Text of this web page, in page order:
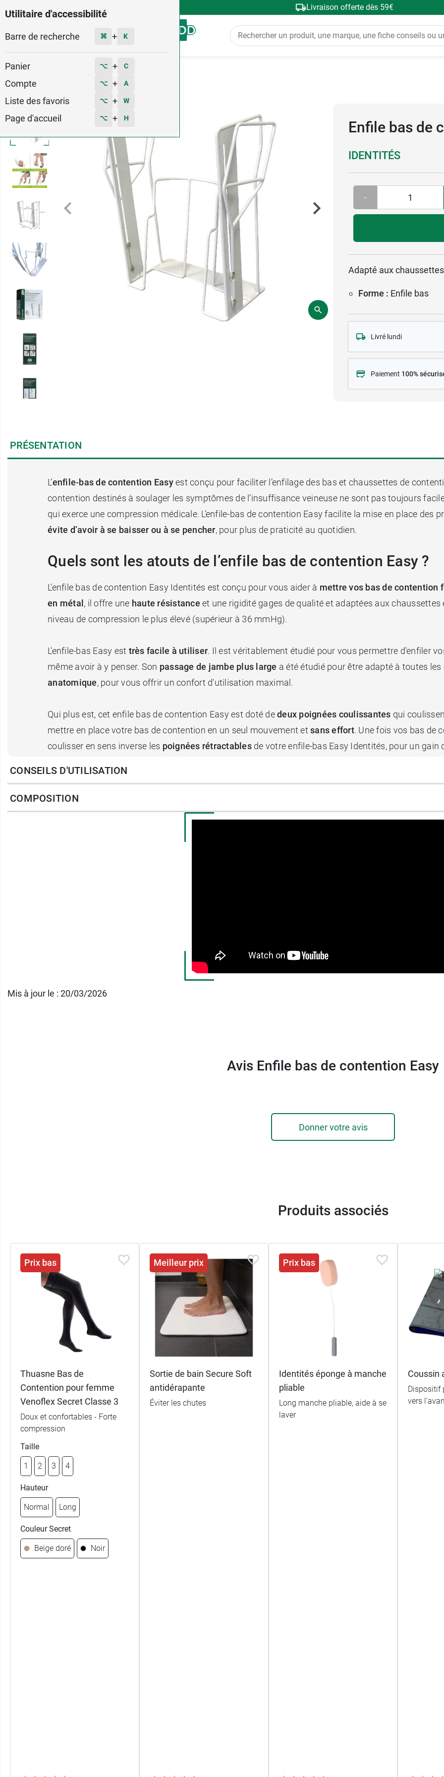
Utilitaire d'accessibilité
Barre de recherche ⌘ + K
Panier ⌥ + C
Compte ⌥ + A
Liste des favoris ⌥ + W
Page d'accueil ⌥ + H
Livraison offerte dès 59€
Menu
Enfile bas de
IDENTITÉS
-
Adapté aux
Forme : Enfile bas
Livré lundi
Paiement 100%
PRÉSENTATION
L’enfile-bas de contention Easyest conçu pour faciliter l’enfilage des bas et chaussettes de
contention destinés à soulager les symptômes de l’insuffisance veineuse ne sont pas toujours
qui exerce une compression médicale. L’enfile-bas de contention Easy facilite la mise en place des
évite d’avoir à se baisser ou à se pencher, pour plus de praticité au quotidien.
Quels sont les atouts de l’enfile bas de contention Easy ?
L'enfile bas de contention Easy Identités est conçu pour vous aider à mettre vos bas de contention
en métal , il offre une haute résistance et une rigidité gages de qualité et adaptées aux
niveau de compression le plus élevé (supérieur à 36 mmHg).
L'enfile-bas Easy est très facile à utiliser. Il est véritablement étudié pour vous permettre d'enfiler
même avoir à y penser. Son passage de jambe plus large a été étudié pour être adapté à toutes
anatomique, pour vous offrir un confort d'utilisation maximal.
Qui plus est, cet enfile bas de contention Easy est doté dedeux poignées coulissantes qui
mettre en place votre bas de contention en un seul mouvement et sans effort. Une fois vos bas de
coulisser en sens inverse les poignées rétractablesde votre enfile-bas Easy Identités, pour un gain
Caractéristiques :
Passage de jambe large avec inclinaison anatomique
Identités propose également un large éventail de cannes de marche, et notamment la
Conditionnement :
CONSEILS D'UTILISATION
COMPOSITION
Mis à jour le : 20/03/2026
Avis Enfile bas de contention Easy
Donner votre avis
Produits associés
Prix bas
Thuasne Bas de
Contention pour femme
Venoflex Secret Classe 3
Doux et confortables - Forte
compression
Taille
1 2 3 4
Hauteur
Normal Long
Couleur Secret
Beige doré Noir
Meilleur prix
Sortie de bain Secure Soft
antidérapante
Éviter les chutes
Prix bas
Identités éponge à manche
pliable
Long manche pliable, aide à se
laver
Coussin
Dispositif
vers